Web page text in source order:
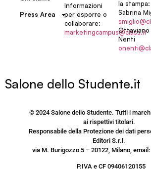
Press Area
Informazioni
per esporre o
collaborare:
marketingcampus@class.it
la stampa:
Sabrina
Ottaviano
Nenti
Salone dello Studente.it
© 2024 Salone dello Studente. Tutti i
ai rispettivi titolari.
Responsabile della Protezione dei dati
Editori S.r.l.
via M. Burigozzo 5 – 20122, Milano,
P.IVA e CF 09406120155